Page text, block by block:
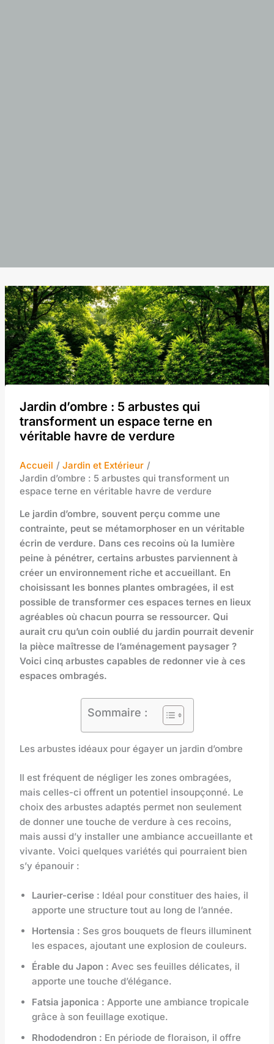
Jardin d’ombre : 5 arbustes qui
transforment un espace terne en
véritable havre de verdure
Accueil
Jardin et Extérieur
Jardin d’ombre : 5 arbustes qui transforment un
espace terne en véritable havre de verdure
Le jardin d’ombre, souvent perçu comme une
contrainte, peut se métamorphoser en un véritable
écrin de verdure. Dans ces recoins où la lumière
peine à pénétrer, certains arbustes parviennent à
créer un environnement riche et accueillant. En
choisissant les bonnes plantes ombragées, il est
possible de transformer ces espaces ternes en lieux
agréables où chacun pourra se ressourcer. Qui
aurait cru qu’un coin oublié du jardin pourrait devenir
la pièce maîtresse de l’aménagement paysager ?
Voici cinq arbustes capables de redonner vie à ces
espaces ombragés.
Sommaire :
Les arbustes idéaux pour égayer un jardin d’ombre
Il est fréquent de négliger les zones ombragées,
mais celles-ci offrent un potentiel insoupçonné. Le
choix des arbustes adaptés permet non seulement
de donner une touche de verdure à ces recoins,
mais aussi d’y installer une ambiance accueillante et
vivante. Voici quelques variétés qui pourraient bien
s’y épanouir :
Laurier-cerise : Idéal pour constituer des haies, il
apporte une structure tout au long de l’année.
Hortensia : Ses gros bouquets de fleurs illuminent
les espaces, ajoutant une explosion de couleurs.
Érable du Japon : Avec ses feuilles délicates, il
apporte une touche d’élégance.
Fatsia japonica : Apporte une ambiance tropicale
grâce à son feuillage exotique.
Rhododendron : En période de floraison, il offre